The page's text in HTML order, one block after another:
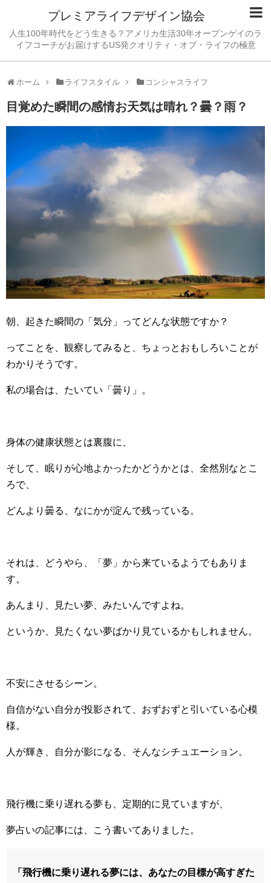
プレミアライフデザイン協会
人生100年時代をどう生きる？アメリカ生活30年オープンゲイのラ
イフコーチがお届けするUS発クオリティ・オブ・ライフの極意
ホーム ライフスタイル コンシャスライフ
目覚めた瞬間の感情お天気は晴れ？曇？雨？
朝、起きた瞬間の「気分」ってどんな状態ですか？
ってことを、観察してみると、ちょっとおもしろいことが
わかりそうです。
私の場合は、たいてい「曇り」。
身体の健康状態とは裏腹に、
そして、眠りが心地よかったかどうかとは、全然別なとこ
ろで、
どんより曇る、なにかが淀んで残っている。
それは、どうやら、「夢」から来ているようでもありま
す。
あんまり、見たい夢、みたいんですよね。
というか、見たくない夢ばかり見ているかもしれません。
不安にさせるシーン。
自信がない自分が投影されて、おずおずと引いている心模
様。
人が輝き、自分が影になる、そんなシチュエーション。
飛行機に乗り遅れる夢も、定期的に見ていますが、
夢占いの記事には、こう書いてありました。
「飛行機に乗り遅れる夢には、あなたの目標が高すぎた